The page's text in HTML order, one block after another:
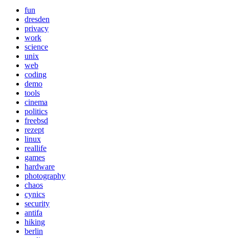
fun
dresden
privacy
work
science
unix
web
coding
demo
tools
cinema
politics
freebsd
rezept
linux
reallife
games
hardware
photography
chaos
cynics
security
antifa
hiking
berlin